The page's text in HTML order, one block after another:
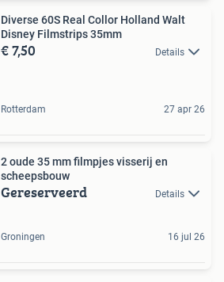
Diverse 60S Real Collor Holland Walt
Disney Filmstrips 35mm
€ 7,50 Details
Rotterdam 27 apr 26
2 oude 35 mm filmpjes visserij en
scheepsbouw
Gereserveerd Details
Groningen 16 jul 26